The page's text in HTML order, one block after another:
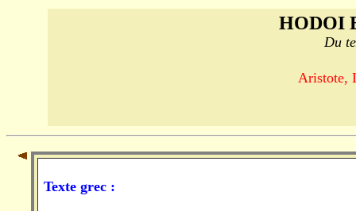
HODOI
Du
Aristote,
Texte grec :